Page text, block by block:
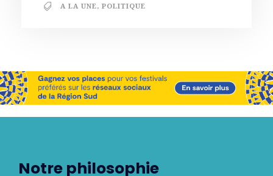
A LA UNE, POLITIQUE
Notre philosophie